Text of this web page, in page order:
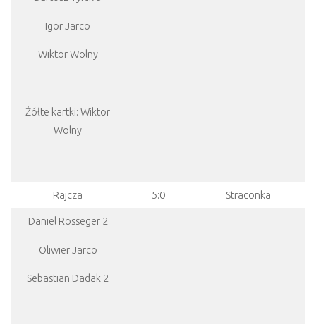
Igor Jarco
Wiktor Wolny
Żółte kartki: Wiktor
Wolny
Rajcza 5:0 Straconka
Daniel Rosseger 2
Oliwier Jarco
Sebastian Dadak 2